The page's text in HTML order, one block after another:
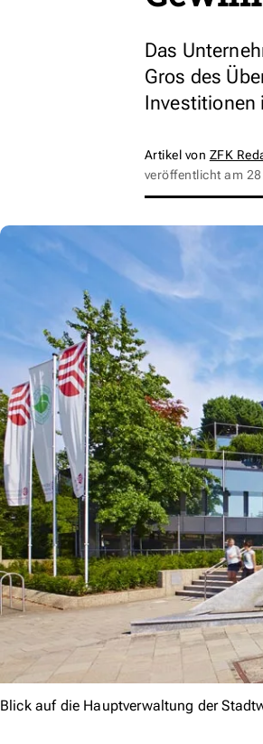
Das
Gros des
Investitionen
Artikel von ZFK
veröffentlicht am
Blick auf die Hauptverwaltung der